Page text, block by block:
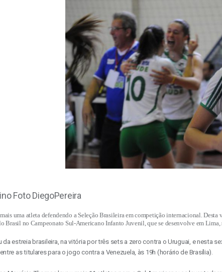
uma atleta defendendo a Seleção Brasileira em competição internacional.
Brasil no Campeonato Sul-Americano Infanto Juvenil, que se desenvolve em Lima,
estreia brasileira, na vitória por três sets a zero contra o Uruguai, e nesta
as titulares para o jogo contra a Venezuela, às 19h (horário de Brasília).